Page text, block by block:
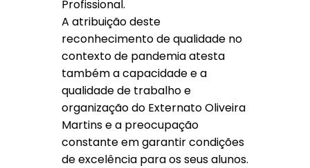
Profissional.
A atribuição deste
reconhecimento de qualidade no
contexto de pandemia atesta
também a capacidade e a
qualidade de trabalho e
organização do Externato Oliveira
Martins e a preocupação
constante em garantir condições
de excelência para os seus alunos.